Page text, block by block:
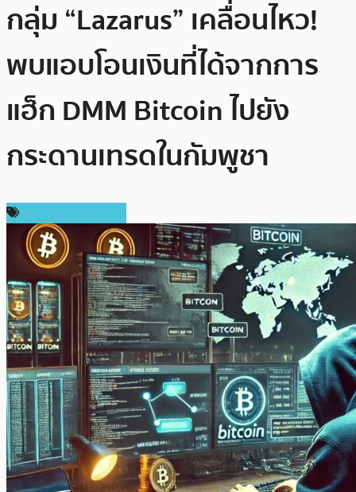
กลุ่ม “Lazarus” เคลื่อนไหว!
พบแอบโอนเงินที่ได้จากการ
แฮ็ก DMM Bitcoin ไปยัง
กระดานเทรดในกัมพูชา